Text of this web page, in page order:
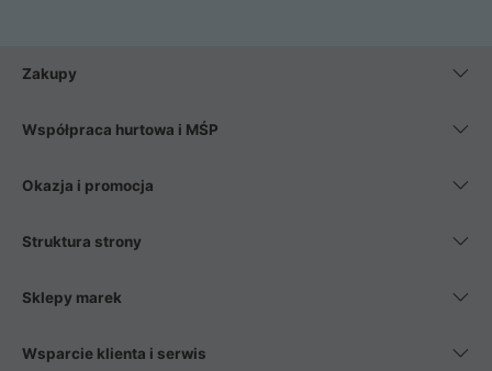
Zakupy
Współpraca hurtowa i MŚP
Okazja i promocja
Struktura strony
Sklepy marek
Wsparcie klienta i serwis